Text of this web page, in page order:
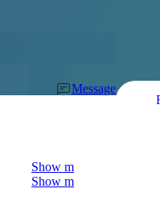
Message
Show more
Show more